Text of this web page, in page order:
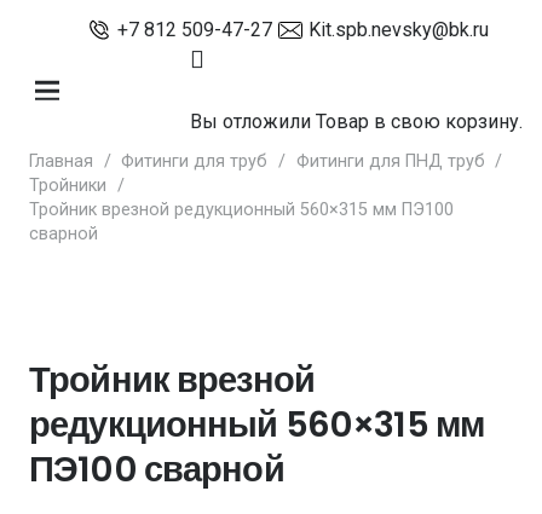
+7 812 509-47-27 Kit.spb.nevsky@bk.ru
Вы отложилиТовар в свою корзину.
Главная / Фитинги для труб / Фитинги для ПНД труб /
Тройники /
Тройник врезной редукционный 560×315 мм ПЭ100
сварной
Тройник врезной
редукционный 560×315 мм
ПЭ100 сварной